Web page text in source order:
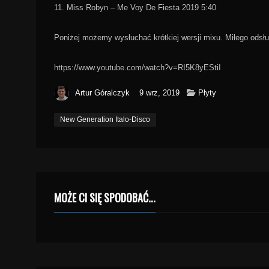
11. Miss Robyn – Me Voy De Fiesta 2019 5:40
Poniżej możemy wysłuchać krótkiej wersji mixu. Miłego
https://www.youtube.com/watch?v=RI5K8yEStiI
Artur Góralczyk 9 wrz, 2019 Płyty
New Generation Italo-Disco
MOŻE CI SIĘ SPODOBAĆ...